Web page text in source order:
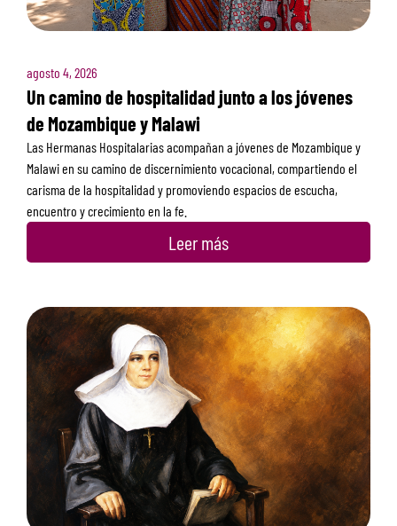
agosto 4, 2026
Un camino de hospitalidad junto a los jóvenes
de Mozambique y Malawi
Las Hermanas Hospitalarias acompañan a jóvenes de Mozambique y
Malawi en su camino de discernimiento vocacional, compartiendo el
carisma de la hospitalidad y promoviendo espacios de escucha,
encuentro y crecimiento en la fe.
Leer más